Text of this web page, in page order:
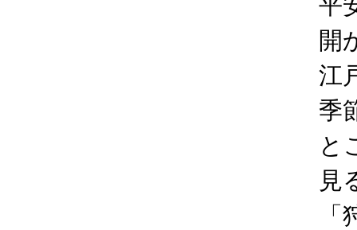
開
江
季
と
見